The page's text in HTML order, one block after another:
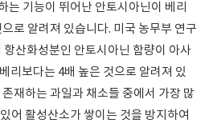
는 기능이 뛰어난 안토시아닌이 베리
로 알려져 있습니다. 미국 농무부 연구
산화성분인 안토시아닌 함량이 아사
리보다는 4배 높은 것으로 알려져 있
재하는 과일과 채소들 중에서 가장 많
어 활성산소가 쌓이는 것을 방지하여